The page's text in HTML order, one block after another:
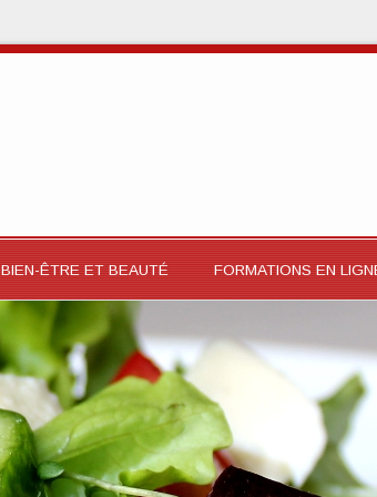
BIEN-ÊTRE ET BEAUTÉ FORMATIONS EN